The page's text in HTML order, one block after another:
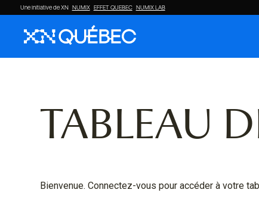
Une initiative de XN NUMIX EFFET QUEBEC NUMIX LAB
TABLEAU
Bienvenue. Connectez-vous pour accéder à votre